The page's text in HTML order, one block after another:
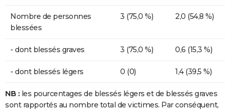
Nombre de personnes
blessées
3 (75,0 %) 2,0 (54,8 %)
- dont blessés graves 3 (75,0 %) 0,6 (15,3 %)
- dont blessés légers 0 (0) 1,4 (39,5 %)
NB : les pourcentages de blessés légers et de blessés graves
sont rapportés au nombre total de victimes. Par conséquent,